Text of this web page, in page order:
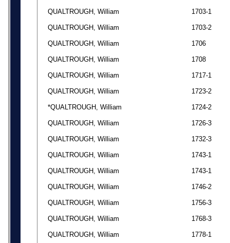
QUALTROUGH, William 1703-1
QUALTROUGH, William 1703-2
QUALTROUGH, William 1706
QUALTROUGH, William 1708
QUALTROUGH, William 1717-1
QUALTROUGH, William 1723-2
*QUALTROUGH, William 1724-2
QUALTROUGH, William 1726-3
QUALTROUGH, William 1732-3
QUALTROUGH, William 1743-1
QUALTROUGH, William 1743-1
QUALTROUGH, William 1746-2
QUALTROUGH, William 1756-3
QUALTROUGH, William 1768-3
QUALTROUGH, William 1778-1